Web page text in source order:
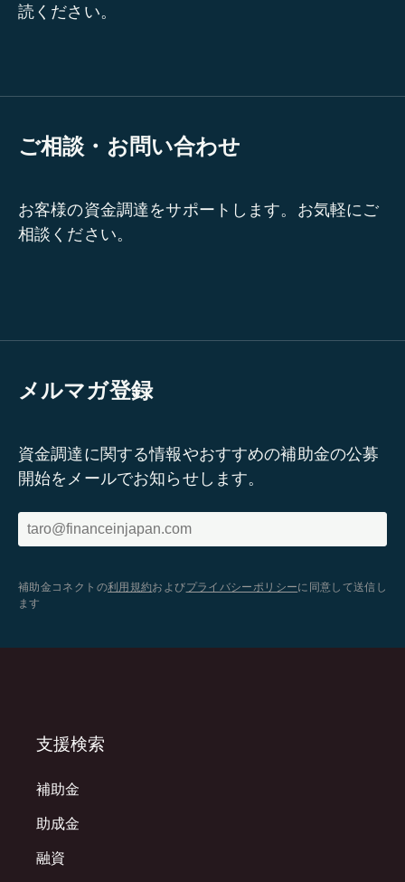
読ください。
ご相談・お問い合わせ
お客様の資金調達をサポートします。お気軽にご
相談ください。
メルマガ登録
資金調達に関する情報やおすすめの補助金の公募
開始をメールでお知らせします。
補助金コネクトの利用規約およびプライバシーポリシーに同意して送信し
ます
支援検索
補助金
助成金
融資